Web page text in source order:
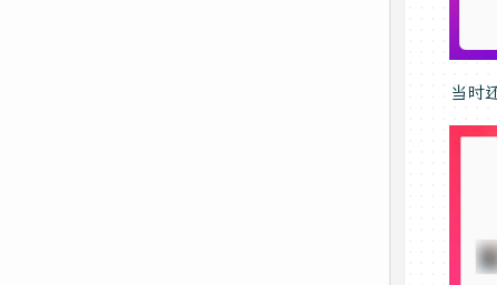
当时